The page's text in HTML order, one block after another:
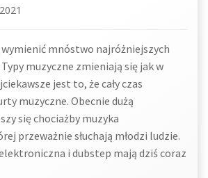
mnóstwo najróżniejszych
muzyczne zmieniają się jak w
jest to, że cały czas
muzyczne. Obecnie dużą
się chociażby muzyka
przeważnie słuchają młodzi ludzie.
i dubstep mają dziś coraz